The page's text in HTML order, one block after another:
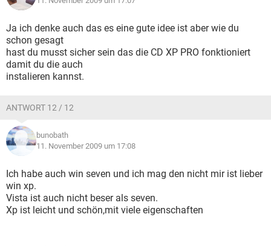
Ja ich denke auch das es eine gute idee ist aber wie du
schon gesagt
hast du musst sicher sein das die CD XP PRO fonktioniert
damit du die auch
instalieren kannst.
ANTWORT 12 / 12
bunobath
11. November 2009 um 17:08
Ich habe auch win seven und ich mag den nicht mir ist lieber
win xp.
Vista ist auch nicht beser als seven.
Xp ist leicht und schön,mit viele eigenschaften